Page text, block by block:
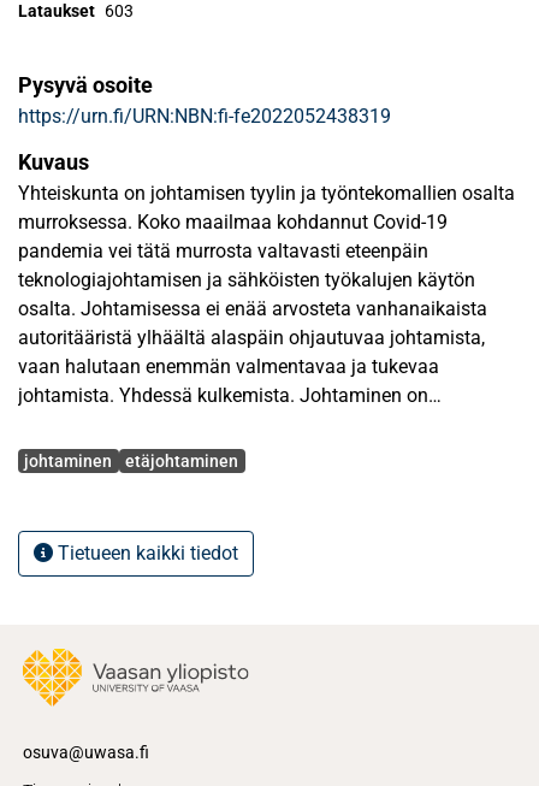
Lataukset 603
Pysyvä osoite
https://urn.fi/URN:NBN:fi-fe2022052438319
Kuvaus
Yhteiskunta on johtamisen tyylin ja työntekomallien osalta
murroksessa. Koko maailmaa kohdannut Covid-19
pandemia vei tätä murrosta valtavasti eteenpäin
teknologiajohtamisen ja sähköisten työkalujen käytön
osalta. Johtamisessa ei enää arvosteta vanhanaikaista
autoritääristä ylhäältä alaspäin ohjautuvaa johtamista,
vaan halutaan enemmän valmentavaa ja tukevaa
johtamista. Yhdessä kulkemista. Johtaminen on
mutta muutos tapahtuu vähitellen. Johtaminen ja
poikkeustilanteen vaatima muutos vaati etätyöskentelyn
mallien käyttöön ottamista organisaatioilta hyvin nopealla
Johtamiselta yleisesti odotetaan kehittymistä
yhteiskunnan muutosten kuten kansainvälistyminen ja
digitalisoituminen sekä niistä seuraavien kasvaneiden
Avainsanat
johtaminen etäjohtaminen
Tietueen kaikki tiedot
osuva@uwasa.fi